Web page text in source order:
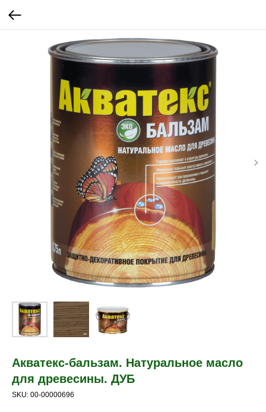
Акватекс-бальзам. Натуральное масло
для древесины. ДУБ
SKU: 00-00000696